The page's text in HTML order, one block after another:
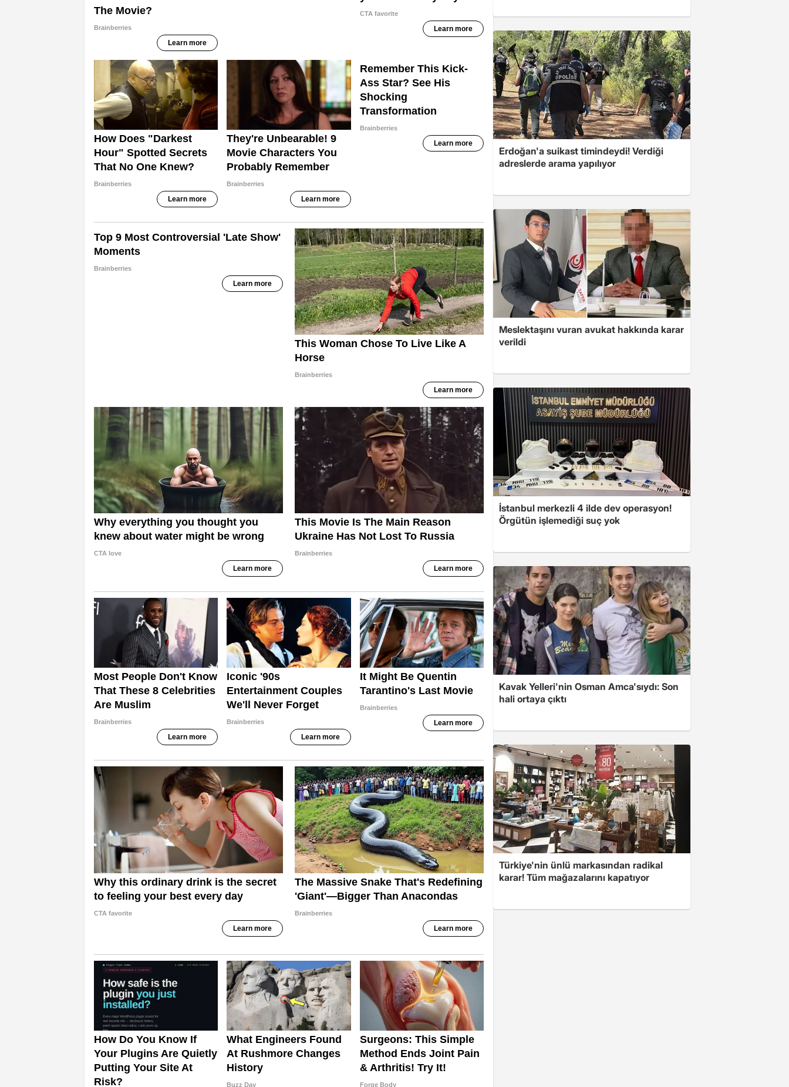
Erdoğan'a suikast timindeydi! Verdiği
adreslerde arama yapılıyor
Meslektaşını vuran avukat hakkında karar
verildi
İstanbul merkezli 4 ilde dev operasyon!
Örgütün işlemediği suç yok
Kavak Yelleri'nin Osman Amca'sıydı: Son
hali ortaya çıktı
Türkiye'nin ünlü markasından radikal
karar! Tüm mağazalarını kapatıyor